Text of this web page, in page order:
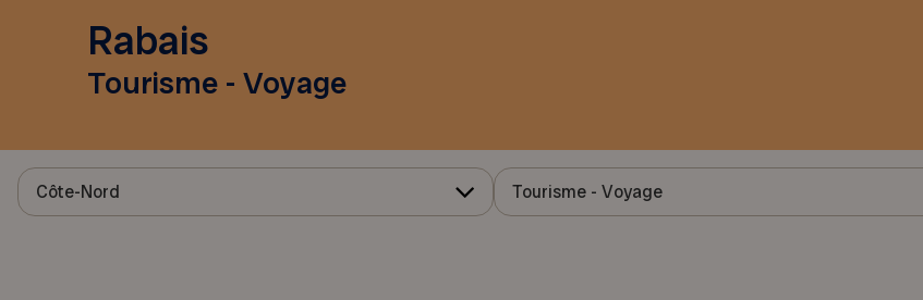
Rabais
Tourisme - Voyage
Côte-Nord Tourisme - Voyage